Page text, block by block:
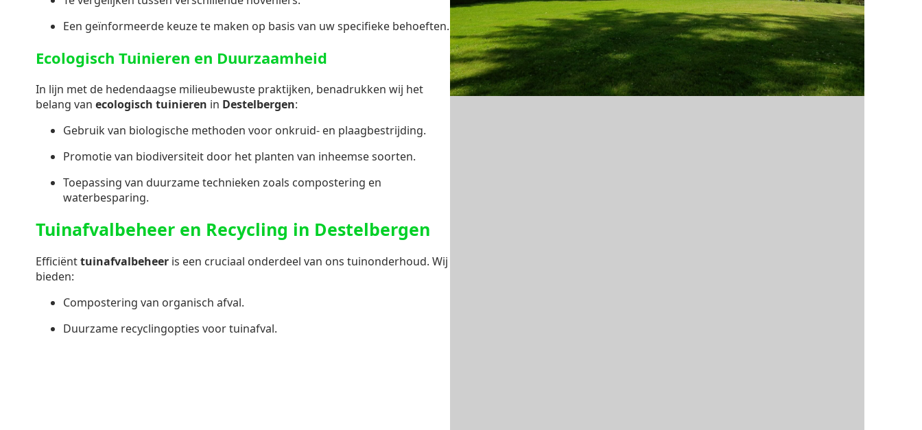
Een geïnformeerde keuze te maken op basis van uw specifieke behoeften.
Ecologisch Tuinieren en Duurzaamheid
In lijn met de hedendaagse milieubewuste praktijken, benadrukken wij het
belang van ecologisch tuinieren in Destelbergen:
Gebruik van biologische methoden voor onkruid- en plaagbestrijding.
Promotie van biodiversiteit door het planten van inheemse soorten.
Toepassing van duurzame technieken zoals compostering en
waterbesparing.
Tuinafvalbeheer en Recycling in Destelbergen
Efficiënttuinafvalbeheer is een cruciaal onderdeel van ons tuinonderhoud. Wij
bieden:
Compostering van organisch afval.
Duurzame recyclingopties voor tuinafval.